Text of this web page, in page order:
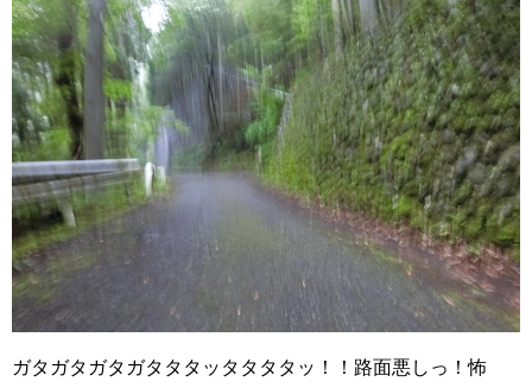
ガタガタガタガタタタッタタタタッ！！路面悪しっ！怖